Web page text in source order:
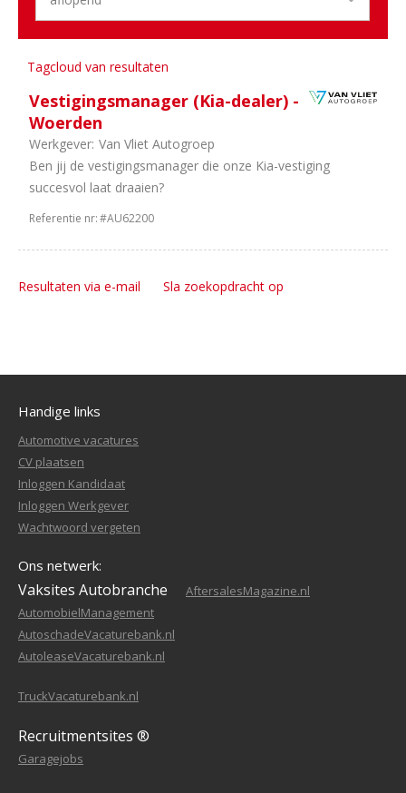
Tagcloud van resultaten
Vestigingsmanager (Kia-dealer) -
Woerden
Werkgever: Van Vliet Autogroep
Ben jij de vestigingsmanager die onze Kia-vestiging
succesvol laat draaien?
Referentie nr:#AU62200
Resultaten via e-mail Sla zoekopdracht op
Handige links
Automotive vacatures
CV plaatsen
Inloggen Kandidaat
Inloggen Werkgever
Wachtwoord vergeten
Ons netwerk:
Vaksites Autobranche
AftersalesMagazine.nl
AutomobielManagement
AutoschadeVacaturebank.nl
AutoleaseVacaturebank.nl
TruckVacaturebank.nl
Recruitmentsites ®
Garagejobs